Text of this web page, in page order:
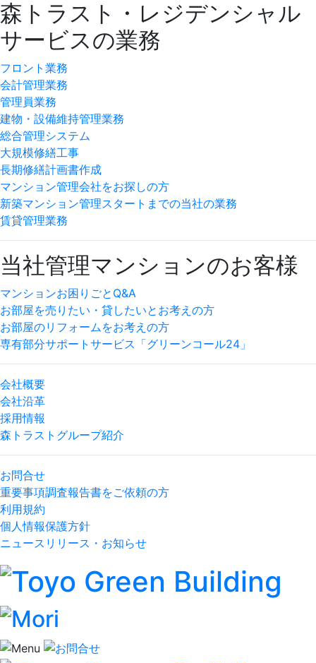
森トラスト・レジデンシャル
サービスの業務
フロント業務
会計管理業務
管理員業務
建物・設備維持管理業務
総合管理システム
大規模修繕工事
長期修繕計画書作成
マンション管理会社をお探しの方
新築マンション管理スタートまでの当社の業務
賃貸管理業務
当社管理マンションのお客様
マンションお困りごとQ&A
お部屋を売りたい・貸したいとお考えの方
お部屋のリフォームをお考えの方
専有部分サポートサービス「グリーンコール24」
会社概要
会社沿革
採用情報
森トラストグループ紹介
お問合せ
重要事項調査報告書をご依頼の方
利用規約
個人情報保護方針
ニュースリリース・お知らせ